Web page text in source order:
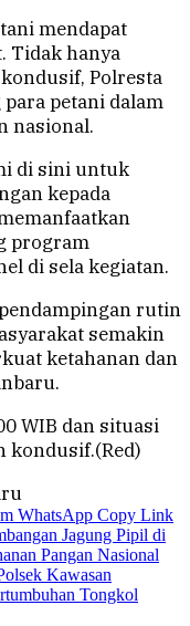
mendapat
Tidak hanya
Polresta
petani dalam
nasional.
di sini untuk
kepada
program
di sela kegiatan.
rutin
semakin
ketahanan dan
WIB dan situasi
kondusif.(Red)
WhatsApp Copy Link
Jagung Pipil di
Pangan Nasional
Kawasan
Tongkol